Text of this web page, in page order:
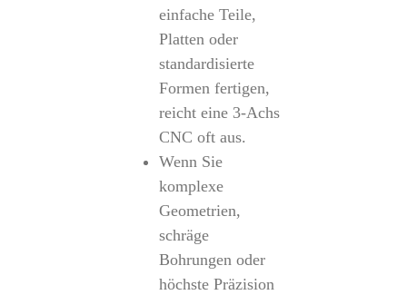
einfache Teile,
Platten oder
standardisierte
Formen fertigen,
reicht eine 3-Achs
CNC oft aus.
Wenn Sie
komplexe
Geometrien,
schräge
Bohrungen oder
höchste Präzision